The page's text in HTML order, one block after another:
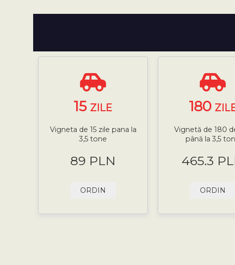
15 ZILE
Vigneta de 15 zile pana la
3,5 tone
89 PLN
ORDIN
180
Vignetă de 180
până la 3,5
465.3
ORDIN